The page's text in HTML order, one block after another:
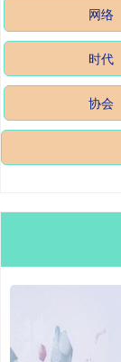
网络
时代
协会